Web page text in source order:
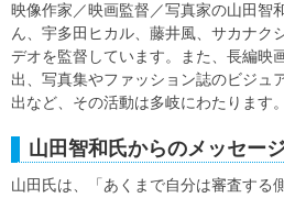
映像作家／映画監督／写真家の山田智
ん、宇多田ヒカル、藤井風、サカナク
デオを監督しています。また、長編映
出、写真集やファッション誌のビジュ
出など、その活動は多岐にわたります。
山田智和氏からのメッセー
山田氏は、「あくまで自分は審査する